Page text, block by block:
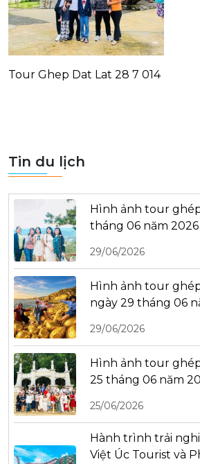
Tour Ghep Dat Lat 28 7 014
Tin du lịch
Hình ảnh tour
tháng 06 năm 2026
29/06/2026
Hình ảnh tour
ngày 29 tháng 06
29/06/2026
Hình ảnh tour
25 tháng 06 năm
25/06/2026
Hành trình trải
Việt Úc Tourist và